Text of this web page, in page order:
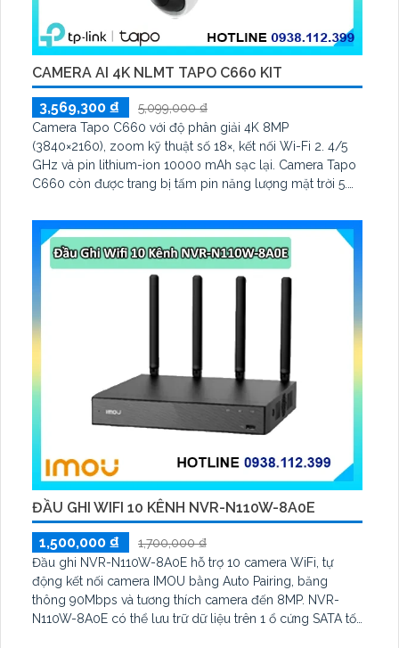
CAMERA AI 4K NLMT TAPO C660 KIT
3,569,300 ₫
5,099,000 ₫
Camera Tapo C660 với độ phân giải 4K 8MP
(3840×2160), zoom kỹ thuật số 18×, kết nối Wi-Fi 2. 4/5
GHz và pin lithium-ion 10000 mAh sạc lại. Camera Tapo
C660 còn được trang bị tấm pin năng lượng mặt trời 5.
tiện, lưu trữ thẻ microSD tối đa 512 GB
ĐẦU GHI WIFI 10 KÊNH NVR-N110W-8A0E
1,500,000 ₫
1,700,000 ₫
Đầu ghi NVR-N110W-8A0E hỗ trợ 10 camera WiFi, tự
động kết nối camera IMOU bằng Auto Pairing, băng
thông 90Mbps và tương thích camera đến 8MP. NVR-
N110W-8A0E có thể lưu trữ dữ liệu trên 1 ổ cứng SATA tối